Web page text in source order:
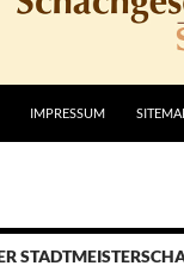
IMPRESSUM